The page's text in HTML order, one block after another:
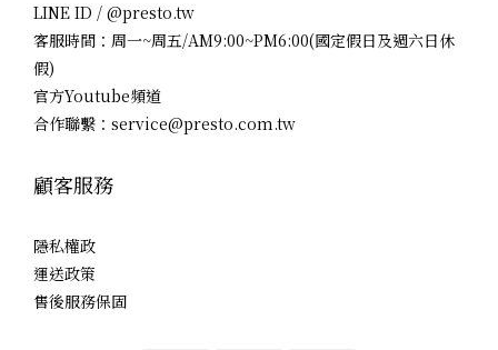
LINE ID / @presto.tw
客服時間：周一~周五/AM9:00~PM6:00(國定假日及週六日休
假)
官方Youtube頻道
合作聯繫：service@presto.com.tw
顧客服務
隱私權政
運送政策
售後服務保固